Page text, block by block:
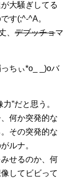
大騒ぎしてる
す(;^-^A。
、 デブッチョマ
ちぃ*o_ _)oバ
”だと思う。
何か突発的な
その突発的な
ルナ。
せるのか、何
してビビって